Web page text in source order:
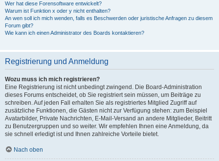
Wer hat diese Forensoftware entwickelt?
Warum ist Funktion x oder y nicht enthalten?
An wen soll ich mich wenden, falls es Beschwerden oder juristische Anfragen zu diesem
Forum gibt?
Wie kann ich einen Administrator des Boards kontaktieren?
Registrierung und Anmeldung
Wozu muss ich mich registrieren?
Eine Registrierung ist nicht unbedingt zwingend. Die Board-Administration
dieses Forums entscheidet, ob Sie registriert sein müssen, um Beiträge zu
schreiben. Auf jeden Fall erhalten Sie als registriertes Mitglied Zugriff auf
zusätzliche Funktionen, die Gästen nicht zur Verfügung stehen: zum Beispiel
Avatarbilder, Private Nachrichten, E-Mail-Versand an andere Mitglieder, Beitritt
zu Benutzergruppen und so weiter. Wir empfehlen Ihnen eine Anmeldung, da
sie schnell erledigt ist und Ihnen zahlreiche Vorteile bietet.
Nach oben